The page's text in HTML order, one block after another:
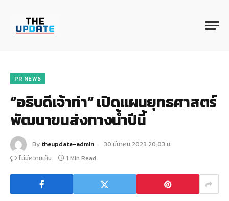
PR NEWS
“อธิบดีเจ้าท่า” เปิดแผนยุทธศาสตร์
พัฒนาขนส่งทางน้ำปีนี้
By theupdate-admin
30 มีนาคม 2023 20:03 น.
ไม่มีความเห็น
1 Min Read